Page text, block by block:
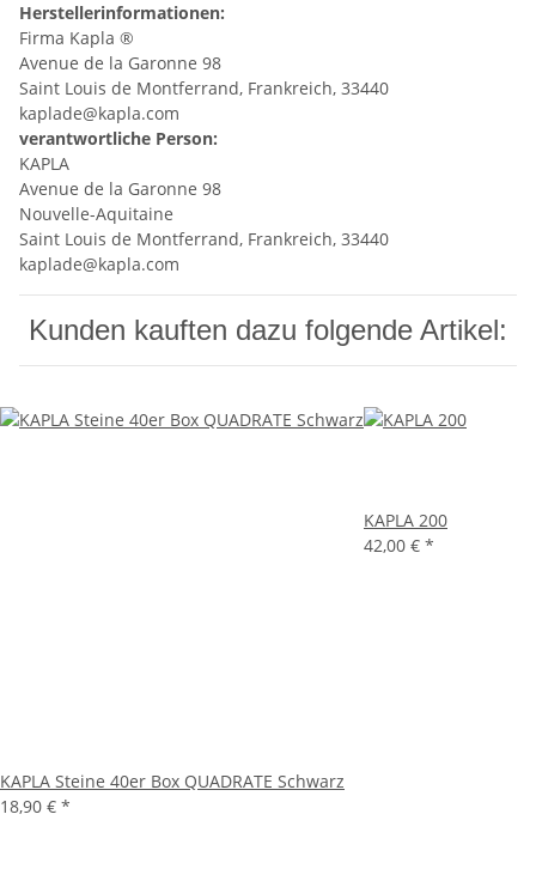
Herstellerinformationen:
Firma Kapla ®
Avenue de la Garonne 98
Saint Louis de Montferrand, Frankreich, 33440
kaplade@kapla.com
verantwortliche Person:
KAPLA
Avenue de la Garonne 98
Nouvelle-Aquitaine
Saint Louis de Montferrand, Frankreich, 33440
kaplade@kapla.com
Kunden kauften dazu folgende Artikel:
KAPLA Steine 40er Box QUADRATE Schwarz
18,90 € *
KAPLA 200
42,00 € *